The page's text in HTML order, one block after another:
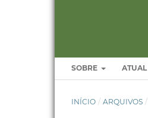
SOBRE ATUAL
INÍCIO / ARQUIVOS /